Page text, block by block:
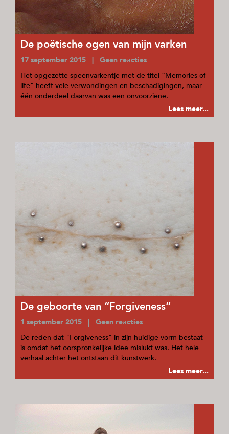
De poëtische ogen van mijn varken
17 september 2015 | Geen reacties
Het opgezette speenvarkentje met de titel “Memories of
life” heeft vele verwondingen en beschadigingen, maar
één onderdeel daarvan was een onvoorziene.
Lees meer...
De geboorte van “Forgiveness”
1 september 2015 | Geen reacties
De reden dat "Forgiveness" in zijn huidige vorm bestaat
is omdat het oorspronkelijke idee mislukt was. Het hele
verhaal achter het ontstaan dit kunstwerk.
Lees meer...